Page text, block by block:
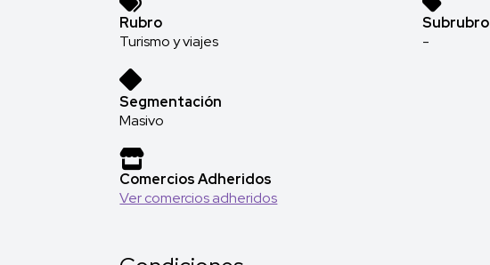
Rubro
Turismo y viajes
Subrubro
-
Segmentación
Masivo
Comercios Adheridos
Ver comercios adheridos